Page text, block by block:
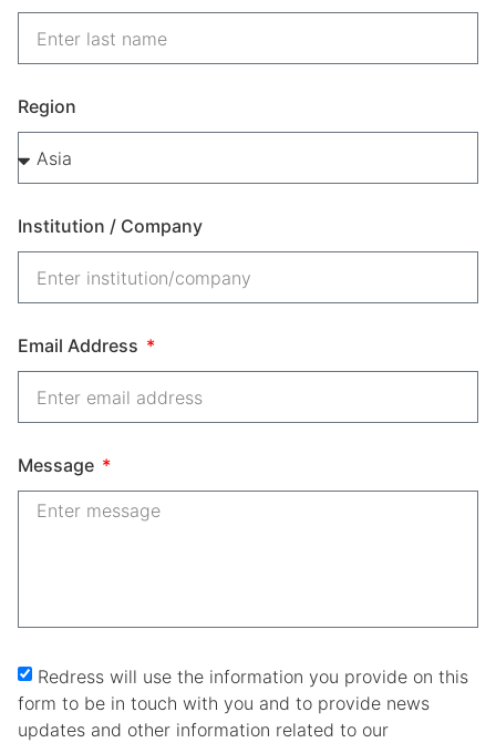
Region
Institution / Company
Email Address
Message
Redress will use the information you provide on this
form to be in touch with you and to provide news
updates and other information related to our